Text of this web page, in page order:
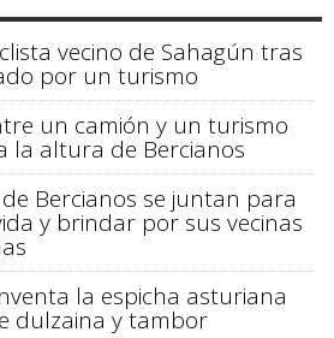
vecino de Sahagún tras
por un turismo
un camión y un turismo
la altura de Bercianos
Bercianos se juntan para
y brindar por sus vecinas
la espicha asturiana
dulzaina y tambor